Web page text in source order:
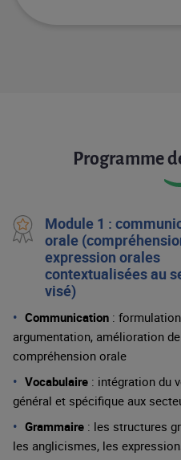
Programme
Module 1 :
orale
expression orales
contextualisées au
visé)
Communication :
argumentation, amélioration
compréhension orale
Vocabulaire : intégration du
général et spécifique aux
Grammaire : les structures
les anglicismes, les